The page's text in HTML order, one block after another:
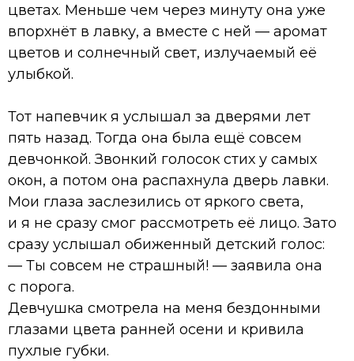
цветах. Меньше чем через минуту она уже
впорхнёт в лавку, а вместе с ней — аромат
цветов и солнечный свет, излучаемый её
улыбкой.
Тот напевчик я услышал за дверями лет
пять назад. Тогда она была ещё совсем
девчонкой. Звонкий голосок стих у самых
окон, а потом она распахнула дверь лавки.
Мои глаза заслезились от яркого света,
и я не сразу смог рассмотреть её лицо. Зато
сразу услышал обиженный детский голос:
— Ты совсем не страшный! — заявила она
с порога.
Девчушка смотрела на меня бездонными
глазами цвета ранней осени и кривила
пухлые губки.